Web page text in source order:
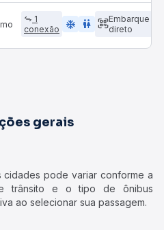
1
conexão
ac_unit wc
Embarque
direto
gerais
pode variar conforme a
trânsito e o tipo de ônibus
ao selecionar sua passagem.